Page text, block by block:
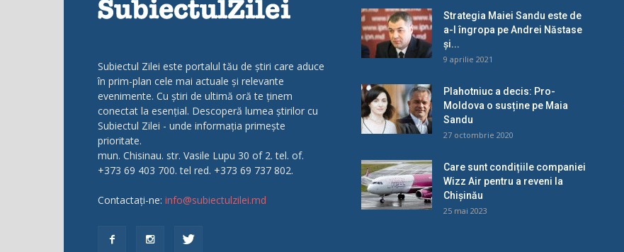
Subiectul Zilei este portalul tău de știri care aduce
în prim-plan cele mai actuale și relevante
evenimente. Cu știri de ultimă oră te ținem
conectat la esențial. Descoperă lumea știrilor cu
Subiectul Zilei - unde informația primește
prioritate.
mun. Chisinau. str. Vasile Lupu 30 of 2. tel. of.
+373 69 403 700. tel red. +373 69 737 802.
Contactați-ne: info@subiectulzilei.md
Strategia Maiei Sandu este de
a-l îngropa pe Andrei Năstase
și...
9 aprilie 2021
Plahotniuc a decis: Pro-
Moldova o susține pe Maia
Sandu
27 octombrie 2020
Care sunt condițiile companiei
Wizz Air pentru a reveni la
Chișinău
25 mai 2023